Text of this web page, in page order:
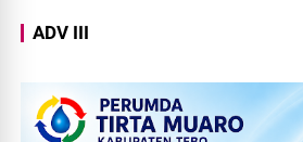
ADV III